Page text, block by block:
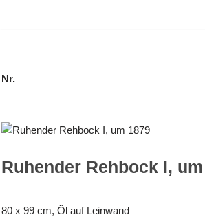
Nr.
Ruhender Rehbock I,
80 x 99 cm, Öl auf Leinwand